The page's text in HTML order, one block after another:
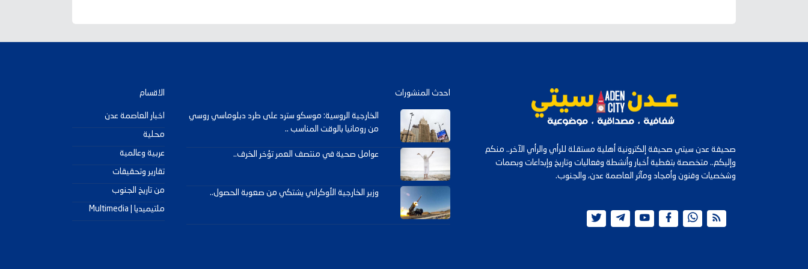
صحيفة عدن سيتي صحيفة إلكترونية أهلية مستقلة للرأي والرأي الآخر.. منكم
وإليكم.. متخصصة بتغطية أخبار وأنشطة وفعاليات وتاريخ وإبداعات وبصمات
وشخصيات وفنون وأمجاد ومآثر العاصمة عدن، والجنوب.
احدث المنشورات
الخارجية الروسية: موسكو سترد على طرد دبلوماسي روسي
من رومانيا بالوقت المناسب ..
عوامل صحية في منتصف العمر تؤخر الخرف..
وزير الخارجية الأوكراني يشتكي من صعوبة الحصول..
الاقسام
اخبار العاصمة عدن
محلية
عربية وعالمية
تقارير وتحقيقات
من تاريخ الجنوب
ملتيميديا | Multimedia